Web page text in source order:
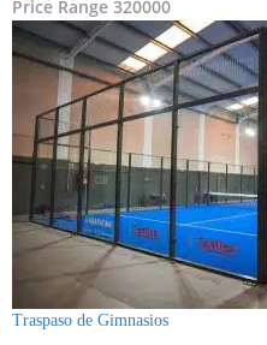
Price Range 320000
Traspaso de Gimnasios